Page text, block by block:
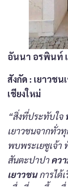
อันนา อรพินท์
สังกัด : เยาวช
เชียงใหม่
“สิ่งที่ประทับใจ
เยาวชนจากทั่ว
พบพระเยซูเจ้า
สันตะปาปาคว
เยาวชนการได้